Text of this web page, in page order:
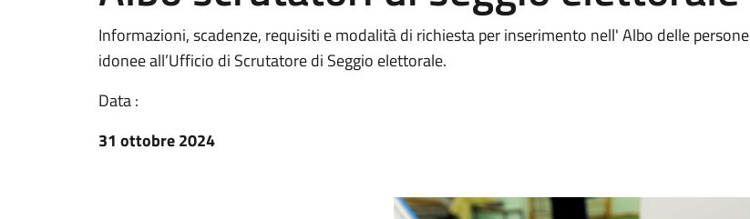
Informazioni, scadenze, requisiti e modalità di richiesta per inserimento nell' Albo delle persone
idonee all’Ufficio di Scrutatore di Seggio elettorale.
Data :
31 ottobre 2024